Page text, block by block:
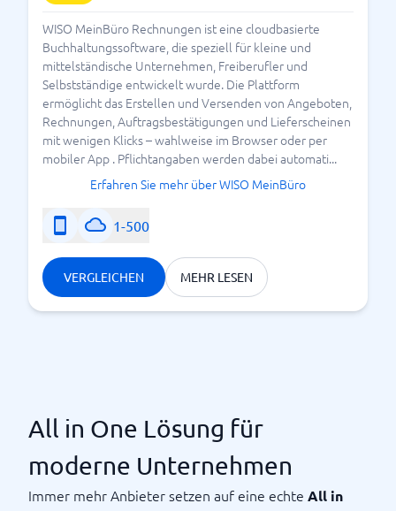
WISO MeinBüro Rechnungen ist eine cloudbasierte
Buchhaltungssoftware, die speziell für kleine und
mittelständische Unternehmen, Freiberufler und
Selbstständige entwickelt wurde. Die Plattform
ermöglicht das Erstellen und Versenden von Angeboten,
Rechnungen, Auftragsbestätigungen und Lieferscheinen
mit wenigen Klicks – wahlweise im Browser oder per
mobiler App . Pflichtangaben werden dabei automati...
Erfahren Sie mehr über WISO MeinBüro
1-500
VERGLEICHEN MEHR LESEN
All in One Lösung für
moderne Unternehmen
Immer mehr Anbieter setzen auf eine echte All in